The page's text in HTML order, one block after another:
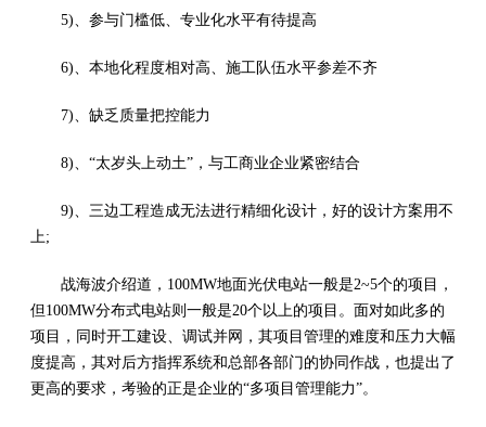
5)、参与门槛低、专业化水平有待提高
6)、本地化程度相对高、施工队伍水平参差不齐
7)、缺乏质量把控能力
8)、“太岁头上动土”，与工商业企业紧密结合
9)、三边工程造成无法进行精细化设计，好的设计方案用不
上;
战海波介绍道，100MW地面光伏电站一般是2~5个的项目，
但100MW分布式电站则一般是20个以上的项目。面对如此多的
项目，同时开工建设、调试并网，其项目管理的难度和压力大幅
度提高，其对后方指挥系统和总部各部门的协同作战，也提出了
更高的要求，考验的正是企业的“多项目管理能力”。